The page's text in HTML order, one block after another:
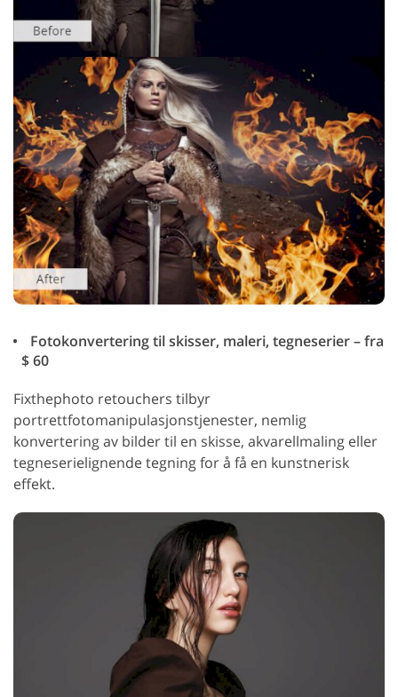
Fotokonvertering til skisser, maleri, tegneserier – fra
$ 60
Fixthephoto retouchers tilbyr
portrettfotomanipulasjonstjenester, nemlig
konvertering av bilder til en skisse, akvarellmaling eller
tegneserielignende tegning for å få en kunstnerisk
effekt.